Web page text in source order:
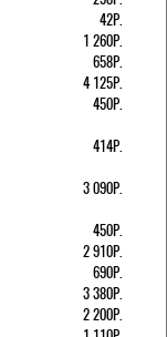
42Р.
1 260Р.
658Р.
4 125Р.
450Р.
414Р.
3 090Р.
450Р.
2 910Р.
690Р.
3 380Р.
2 200Р.